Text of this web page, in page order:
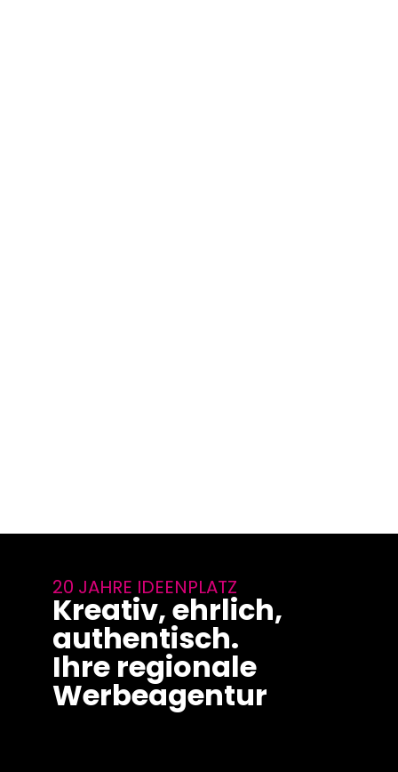
20 JAHRE IDEENPLATZ
Kreativ, ehrlich,
authentisch.
Ihre regionale
Werbeagentur